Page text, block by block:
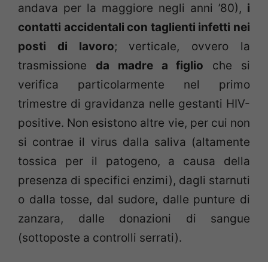
andava per la maggiore negli anni ’80), i
contatti accidentali con taglienti infetti nei
posti di lavoro; verticale, ovvero la
trasmissione da madre a figlio che si
verifica particolarmente nel primo
trimestre di gravidanza nelle gestanti HIV-
positive. Non esistono altre vie, per cui non
si contrae il virus dalla saliva (altamente
tossica per il patogeno, a causa della
presenza di specifici enzimi), dagli starnuti
o dalla tosse, dal sudore, dalle punture di
zanzara, dalle donazioni di sangue
(sottoposte a controlli serrati).